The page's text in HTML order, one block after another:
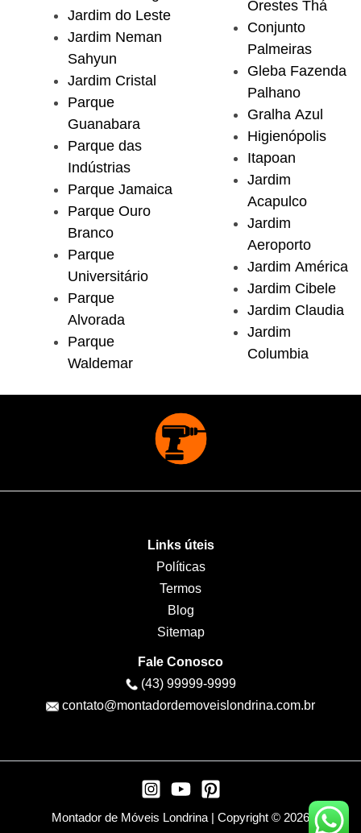
Jardim do Leste
Jardim Neman
Sahyun
Jardim Cristal
Parque
Guanabara
Parque das
Indústrias
Parque Jamaica
Parque Ouro
Branco
Parque
Universitário
Parque
Alvorada
Parque
Waldemar
Orestes Thá
Conjunto
Palmeiras
Gleba Fazenda
Palhano
Gralha Azul
Higienópolis
Itapoan
Jardim
Acapulco
Jardim
Aeroporto
Jardim América
Jardim Cibele
Jardim Claudia
Jardim
Columbia
Links úteis
Políticas
Termos
Blog
Sitemap
Fale Conosco
(43) 99999-9999
contato@montadordemoveislondrina.com.br
Montador de Móveis Londrina | Copyright © 2026